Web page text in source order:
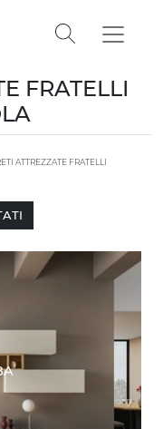
FRATELLI
ATTREZZATE FRATELLI